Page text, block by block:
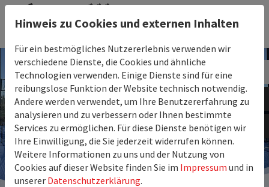
Hinweis zu Cookies und externen Inhalten
Für ein bestmögliches Nutzererlebnis verwenden wir
verschiedene Dienste, die Cookies und ähnliche
Technologien verwenden. Einige Dienste sind für eine
reibungslose Funktion der Website technisch notwendig.
Andere werden verwendet, um Ihre Benutzererfahrung zu
analysieren und zu verbessern oder Ihnen bestimmte
Services zu ermöglichen. Für diese Dienste benötigen wir
Ihre Einwilligung, die Sie jederzeit widerrufen können.
Weitere Informationen zu uns und der Nutzung von
Cookies auf dieser Website finden Sie im Impressum und in
unserer Datenschutzerklärung.